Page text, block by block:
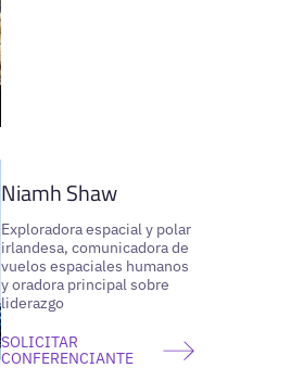
Niamh Shaw
Exploradora espacial y polar
irlandesa, comunicadora de
vuelos espaciales humanos
y oradora principal sobre
liderazgo
SOLICITAR
CONFERENCIANTE